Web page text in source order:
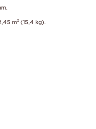
m² (15,4 kg).